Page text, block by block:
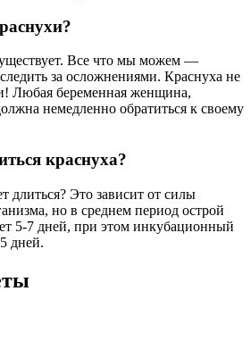
Все что мы можем —
за осложнениями. Краснуха не
Любая беременная женщина,
немедленно обратиться к своему
краснуха?
длиться? Это зависит от силы
но в среднем период острой
5-7 дней, при этом инкубационный
дней.